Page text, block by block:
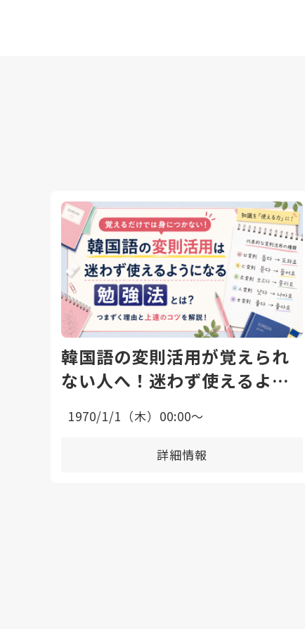
韓国語の変則活用が覚えられ
ない人へ！迷わず使えるよう
1970/1/1（木）00:00〜
詳細情報